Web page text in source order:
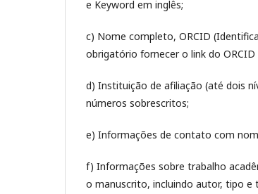
e Keyword em inglês;
c) Nome completo, ORCID
obrigatório fornecer o link do
d) Instituição de afiliação (até dois
números sobrescritos;
e) Informações de contato com
f) Informações sobre trabalho
o manuscrito, incluindo autor, tipo